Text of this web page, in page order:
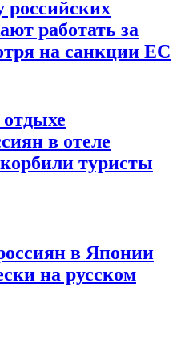
работать за
на санкции ЕС
в отеле
туристы
в Японии
на русском